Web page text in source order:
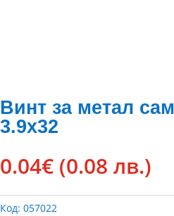
Винт за метал
3.9х32
0.04€ (0.08 лв.)
Код: 057022